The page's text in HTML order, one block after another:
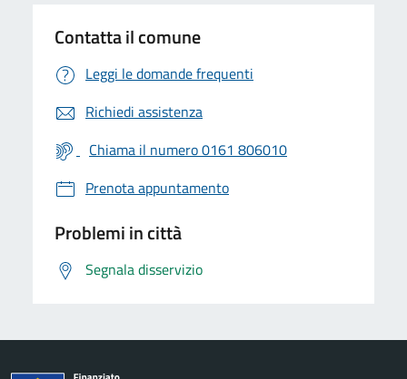
Contatta il comune
Leggi le domande frequenti
Richiedi assistenza
Chiama il numero 0161 806010
Prenota appuntamento
Problemi in città
Segnala disservizio